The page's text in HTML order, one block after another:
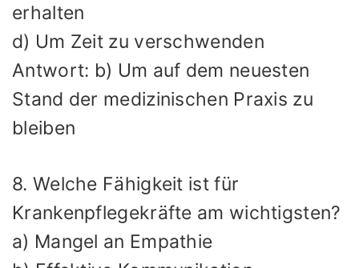
erhalten
d) Um Zeit zu verschwenden
Antwort: b) Um auf dem neuesten
Stand der medizinischen Praxis zu
bleiben
8. Welche Fähigkeit ist für
Krankenpflegekräfte am wichtigsten?
a) Mangel an Empathie